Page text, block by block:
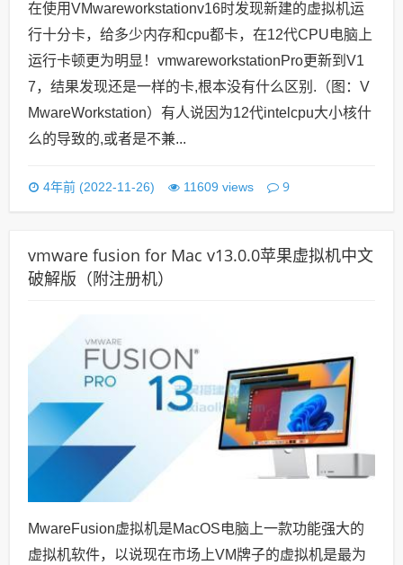
在使用VMwareworkstationv16时发现新建的虚拟机运
行十分卡，给多少内存和cpu都卡，在12代CPU电脑上
运行卡顿更为明显！vmwareworkstationPro更新到V1
7，结果发现还是一样的卡,根本没有什么区别.（图：V
MwareWorkstation）有人说因为12代intelcpu大小核什
么的导致的,或者是不兼...
4年前 (2022-11-26) 11609 views 9
vmware fusion for Mac v13.0.0苹果虚拟机中文
破解版（附注册机）
MwareFusion虚拟机是MacOS电脑上一款功能强大的
虚拟机软件，以说现在市场上VM牌子的虚拟机是最为